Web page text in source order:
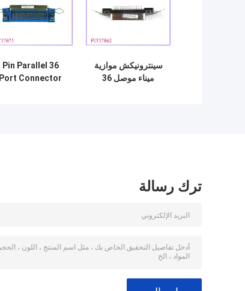
سينترونيكش موازية
ميناء موصل 36
36 Pin Parallel
Port Connector
ترك رسالة